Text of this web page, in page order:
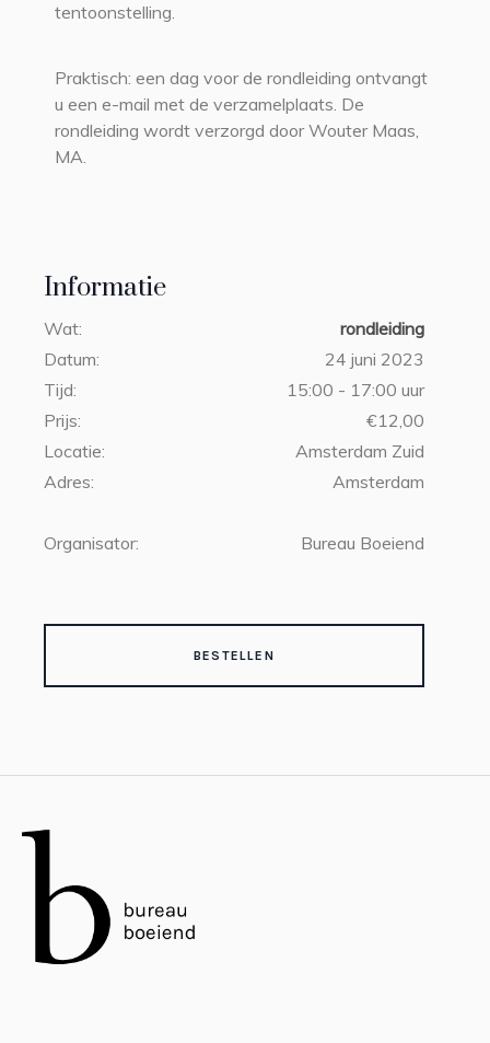
Informatie
Wat:
rondleiding
Datum:
24 juni 2023
Tijd:
15:00 - 17:00 uur
Prijs:
€12,00
Locatie:
Amsterdam Zuid
Adres:
Amsterdam
Organisator: Bureau Boeiend
BESTELLEN
tentoonstelling.
Praktisch: een dag voor de rondleiding ontvangt
u een e-mail met de verzamelplaats. De
rondleiding wordt verzorgd door Wouter Maas,
MA.